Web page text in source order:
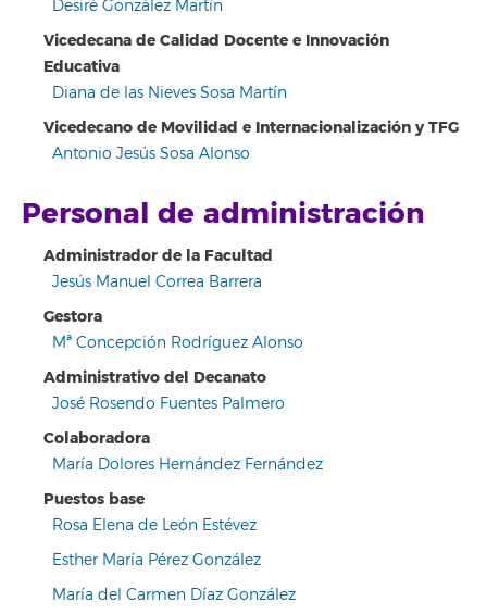
Desiré González Martín
Vicedecana de Calidad Docente e Innovación
Educativa
Diana de las Nieves Sosa Martín
Vicedecano de Movilidad e Internacionalización y TFG
Antonio Jesús Sosa Alonso
Personal de administración
Administrador de la Facultad
Jesús Manuel Correa Barrera
Gestora
Mª Concepción Rodríguez Alonso
Administrativo del Decanato
José Rosendo Fuentes Palmero
Colaboradora
María Dolores Hernández Fernández
Puestos base
Rosa Elena de León Estévez
Esther María Pérez González
María del Carmen Díaz González